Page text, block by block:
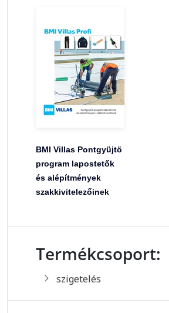
BMI Villas Pontgyüjtö
program lapostetők
és alépítmények
szakkivitelezőinek
Termékcsoport:
szigetelés